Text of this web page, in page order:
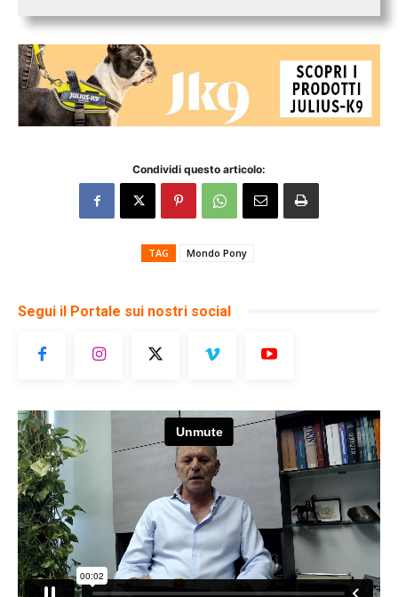
Condividi questo articolo:
TAG Mondo Pony
Segui il Portale sui nostri social